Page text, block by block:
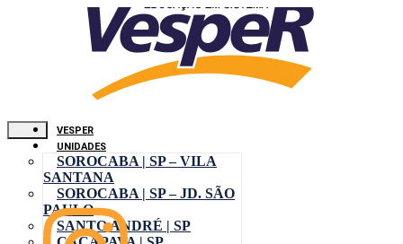
VESPER
UNIDADES
SOROCABA | SP – VILA
SANTANA
SOROCABA | SP – JD. SÃO
PAULO
SANTO ANDRÉ | SP